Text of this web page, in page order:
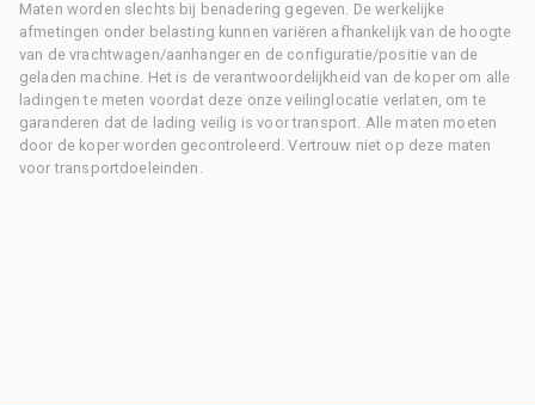
Maten worden slechts bij benadering gegeven. De werkelijke
afmetingen onder belasting kunnen variëren afhankelijk van de hoogte
van de vrachtwagen/aanhanger en de configuratie/positie van de
geladen machine. Het is de verantwoordelijkheid van de koper om alle
ladingen te meten voordat deze onze veilinglocatie verlaten, om te
garanderen dat de lading veilig is voor transport. Alle maten moeten
door de koper worden gecontroleerd. Vertrouw niet op deze maten
voor transportdoeleinden.